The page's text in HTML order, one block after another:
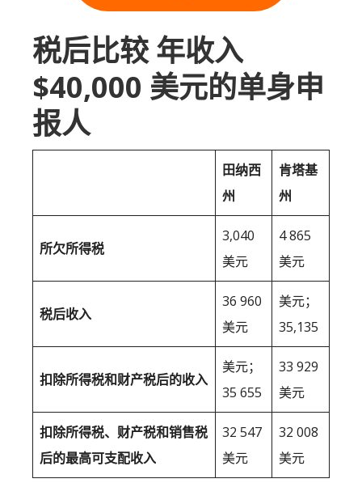
税后比较 年收入
$40,000 美元的单身申
报人
田纳西
州
肯塔基
州
所欠所得税
3,040
美元
4 865
美元
税后收入
36 960
美元
美元；
35,135
扣除所得税和财产税后的收入
美元；
35 655
33 929
美元
扣除所得税、财产税和销售税
后的最高可支配收入
32 547
美元
32 008
美元